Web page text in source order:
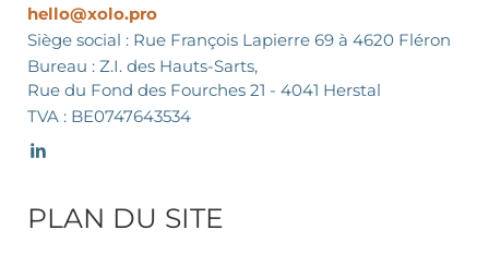
hello@xolo.pro
Siège social : Rue François Lapierre 69 à 4620 Fléron
Bureau : Z.I. des Hauts-Sarts,
Rue du Fond des Fourches 21 - 4041 Herstal
TVA : BE0747643534
PLAN DU SITE